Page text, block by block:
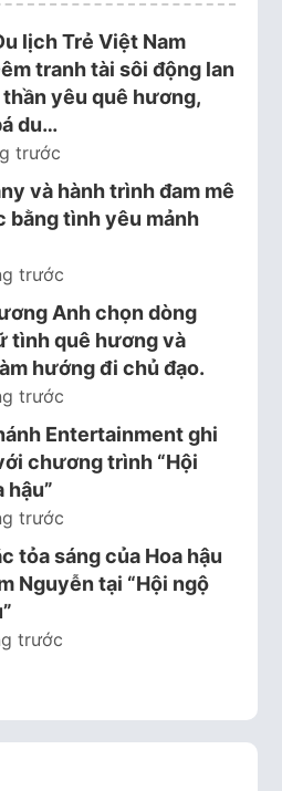
lịch Trẻ Việt Nam
tranh tài sôi động lan
yêu quê hương,
du…
trước
và hành trình đam mê
bằng tình yêu mảnh
trước
Anh chọn dòng
tình quê hương và
hướng đi chủ đạo.
trước
Entertainment ghi
chương trình “Hội
hậu”
trước
tỏa sáng của Hoa hậu
Nguyễn tại “Hội ngộ
trước